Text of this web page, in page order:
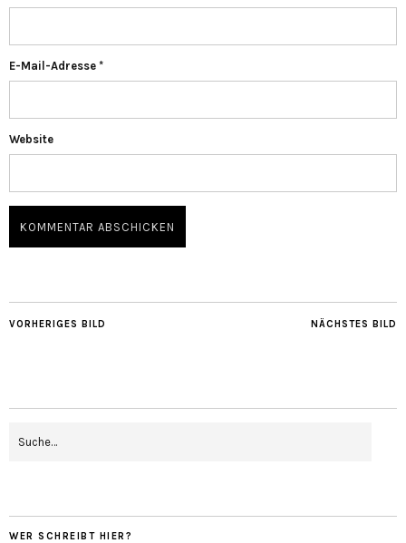
E-Mail-Adresse *
Website
NÄCHSTES BILD
VORHERIGES BILD
WER SCHREIBT HIER?